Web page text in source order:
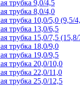
трубка 9,0/4,5
трубка 8,0/4,0
трубка 10,0/5,0 (9,5/
трубка 13,0/6,5
трубка 15,0/7,5
трубка 18,0/9,0
трубка 19,0/9,5
трубка 20,0/10,0
трубка 22,0/11,0
трубка 25,0/12,5